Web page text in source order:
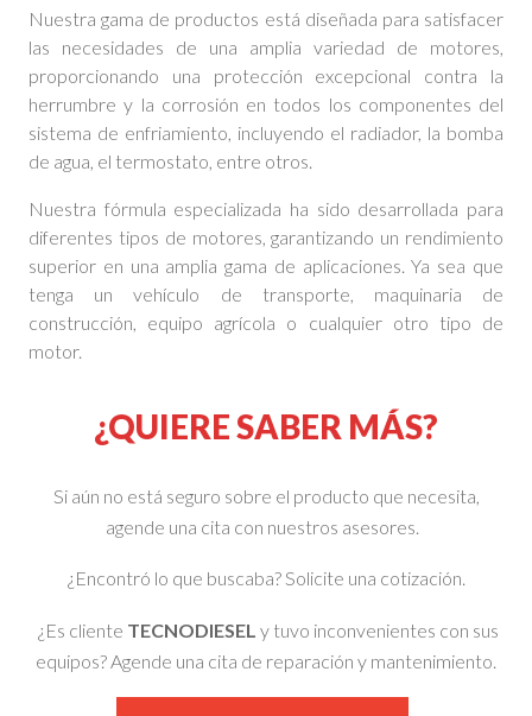
Nuestra gama de productos está diseñada para satisfacer
las necesidades de una amplia variedad de motores,
proporcionando una protección excepcional contra la
herrumbre y la corrosión en todos los componentes del
sistema de enfriamiento, incluyendo el radiador, la bomba
de agua, el termostato, entre otros.
Nuestra fórmula especializada ha sido desarrollada para
diferentes tipos de motores, garantizando un rendimiento
superior en una amplia gama de aplicaciones. Ya sea que
tenga un vehículo de transporte, maquinaria de
construcción, equipo agrícola o cualquier otro tipo de
motor.
¿QUIERE SABER MÁS?
Si aún no está seguro sobre el producto que necesita,
agende una cita con nuestros asesores.
¿Encontró lo que buscaba? Solicite una cotización.
¿Es cliente TECNODIESEL y tuvo inconvenientes con sus
equipos? Agende una cita de reparación y mantenimiento.